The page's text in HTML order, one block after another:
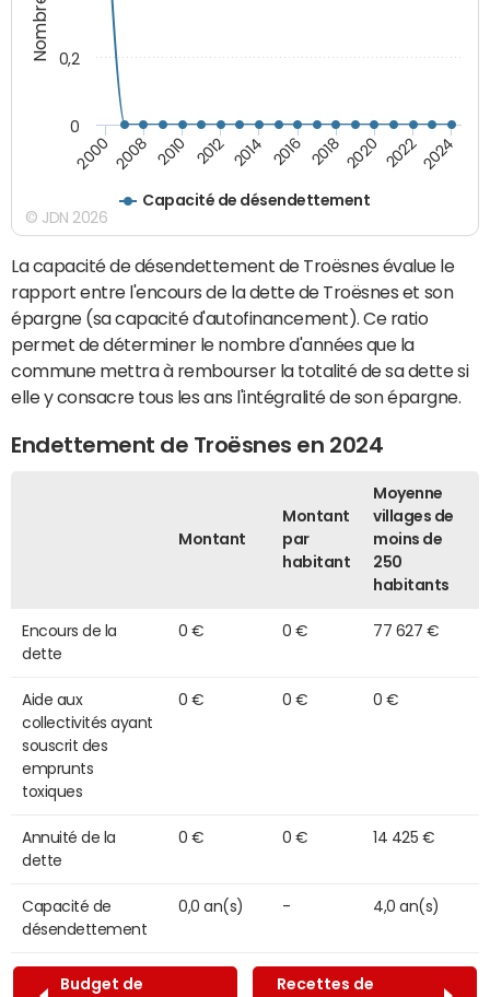
Capacité de désendettement
2000 2008 2010 2012 2014 2016 2018 2020 20222024
0
0,2
© JDN 2026
La capacité de désendettement de Troësnes évalue le
rapport entre l'encours de la dette de Troësnes et son
épargne (sa capacité d'autofinancement). Ce ratio
permet de déterminer le nombre d'années que la
commune mettra à rembourser la totalité de sa dette si
elle y consacre tous les ans l'intégralité de son épargne.
Endettement de Troësnes en 2024
Montant
Montant
par
habitant
Moyenne
villages de
moins de
250
habitants
Encours de la
dette
0 € 0 € 77 627 €
Aide aux
collectivités ayant
souscrit des
emprunts
toxiques
0 € 0 € 0 €
Annuité de la
dette
0 € 0 € 14 425 €
Capacité de
désendettement
0,0 an(s) - 4,0 an(s)
Budget de
Recettes de